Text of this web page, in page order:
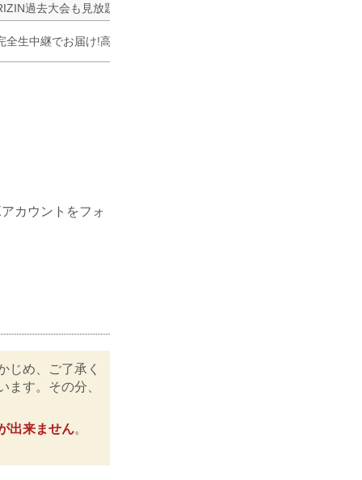
過去大会も見放題配信中！
全生中継でお届け!高画質&大画面で見るならスカパー！
カウントをフォ
じめ、ご了承く
す。その分、
出来ません。